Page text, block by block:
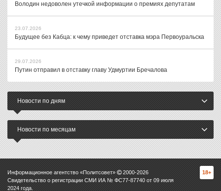
Володин недоволен утечкой информации о премиях депутатам
23.07.2026
Будущее без Кабца: к чему приведет отставка мэра Первоуральска
29.07.2026
Путин отправил в отставку главу Удмуртии Бречалова
Новости по дням
Новости по месяцам
Информационное агентство «Политсовет» 2000-2026
Свидетельство о регистрации СМИ ИА № ФС77-87740 от 09 июля
2024 года.
18+